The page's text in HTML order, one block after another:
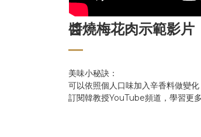
醬燒梅花肉示範影片
美味小秘訣：
可以依照個人口味加入辛香料做變
訂閱韓教授YouTube頻道，學習更